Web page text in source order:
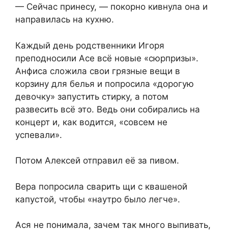
— Сейчас принесу, — покорно кивнула она и
направилась на кухню.
Каждый день родственники Игоря
преподносили Асе всё новые «сюрпризы».
Анфиса сложила свои грязные вещи в
корзину для белья и попросила «дорогую
девочку» запустить стирку, а потом
развесить всё это. Ведь они собирались на
концерт и, как водится, «совсем не
успевали».
Потом Алексей отправил её за пивом.
Вера попросила сварить щи с квашеной
капустой, чтобы «наутро было легче».
Ася не понимала, зачем так много выпивать,